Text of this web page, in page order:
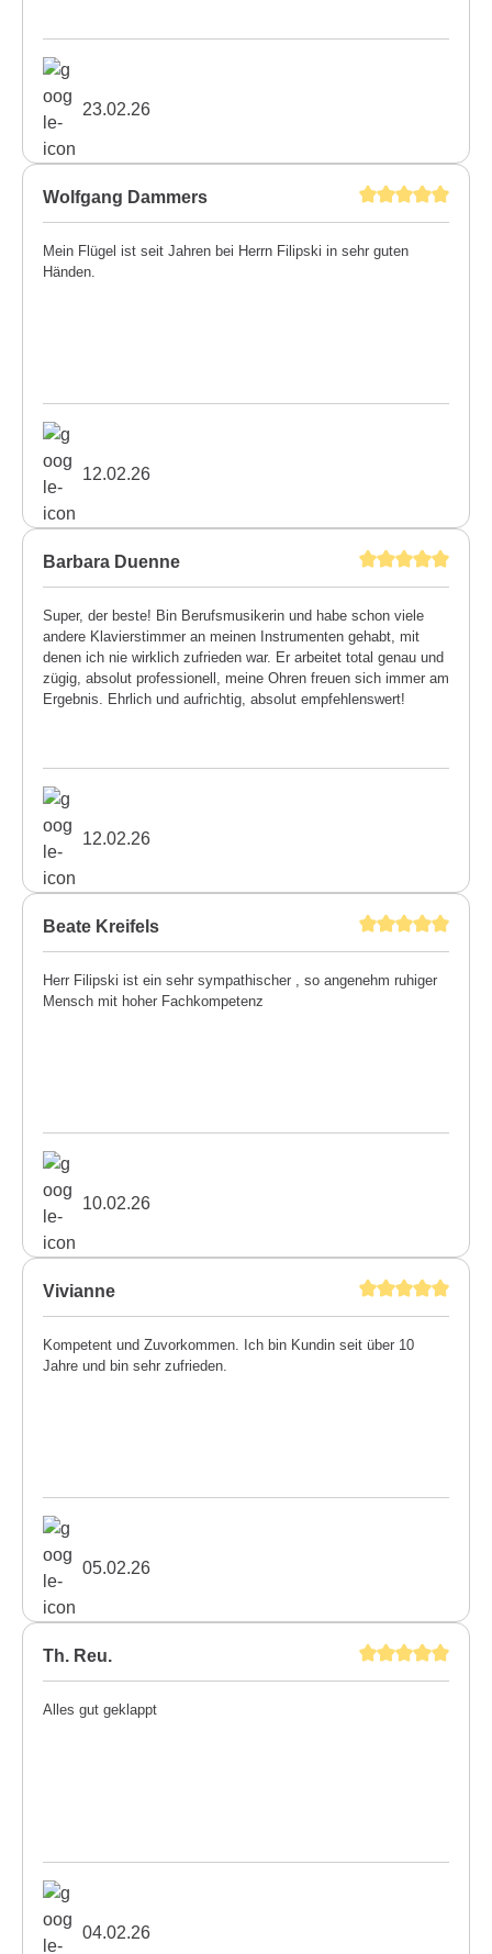
23.02.26
Wolfgang Dammers
Mein Flügel ist seit Jahren bei Herrn Filipski in sehr guten
Händen.
12.02.26
Barbara Duenne
Super, der beste! Bin Berufsmusikerin und habe schon viele
andere Klavierstimmer an meinen Instrumenten gehabt, mit
denen ich nie wirklich zufrieden war. Er arbeitet total genau und
zügig, absolut professionell, meine Ohren freuen sich immer am
Ergebnis. Ehrlich und aufrichtig, absolut empfehlenswert!
12.02.26
Beate Kreifels
Herr Filipski ist ein sehr sympathischer , so angenehm ruhiger
Mensch mit hoher Fachkompetenz
10.02.26
Vivianne
Kompetent und Zuvorkommen. Ich bin Kundin seit über 10
Jahre und bin sehr zufrieden.
05.02.26
Th. Reu.
Alles gut geklappt
04.02.26